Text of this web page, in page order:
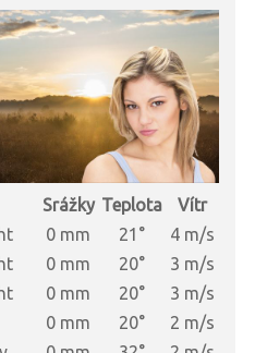
Srážky Teplota
Vítr
0 mm 21°
4 m/s
0 mm 20°
3 m/s
0 mm 20°
3 m/s
0 mm 20°
2 m/s